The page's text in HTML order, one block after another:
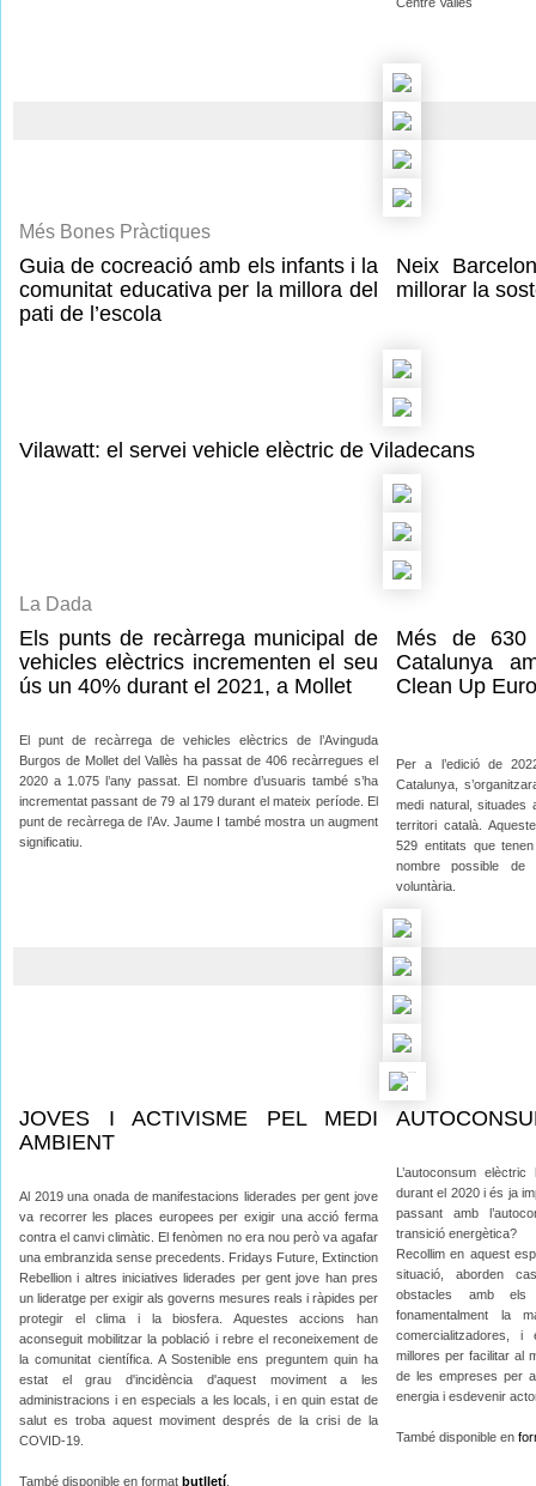
Més Bones Pràctiques
Guia de cocreació amb els infants i la
comunitat educativa per la millora del
pati de l’escola
Neix
millorar la
Vilawatt: el servei vehicle elèctric de Viladecans
La Dada
Els punts de recàrrega municipal de
vehicles elèctrics incrementen el seu
ús un 40% durant el 2021, a Mollet
El punt de recàrrega de vehicles elèctrics de l’Avinguda
Burgos de Mollet del Vallès ha passat de 406 recàrregues el
2020 a 1.075 l’any passat. El nombre d’usuaris també s’ha
incrementat passant de 79 al 179 durant el mateix període. El
punt de recàrrega de l’Av. Jaume I també mostra un augment
significatiu.
Més de
Catalunya
Clean Up
Per a l’edició de
Catalunya,
medi natural, situades
territori català.
529 entitats que tenen
nombre possible de
voluntària.
JOVES I ACTIVISME PEL MEDI
AMBIENT
Al 2019 una onada de manifestacions liderades per gent jove
va recorrer les places europees per exigir una acció ferma
contra el canvi climàtic. El fenòmen no era nou però va agafar
una embranzida sense precedents. Fridays Future, Extinction
Rebellion i altres iniciatives liderades per gent jove han pres
un lideratge per exigir als governs mesures reals i ràpides per
protegir el clima i la biosfera. Aquestes accions han
aconseguit mobilitzar la població i rebre el reconeixement de
la comunitat científica. A Sostenible ens preguntem quin ha
estat el grau d'incidència d'aquest moviment a les
administracions i en especials a les locals, i en quin estat de
salut es troba aquest moviment després de la crisi de la
COVID-19.
També disponible en format butlletí
L’autoconsum
durant el 2020 i és ja
passant amb
transició energètica?
Recollim en aquest
situació, aborden
obstacles amb
fonamentalment la
comercialitzadores, i
millores per facilitar al
de les empreses per
energia i esdevenir
També disponible en